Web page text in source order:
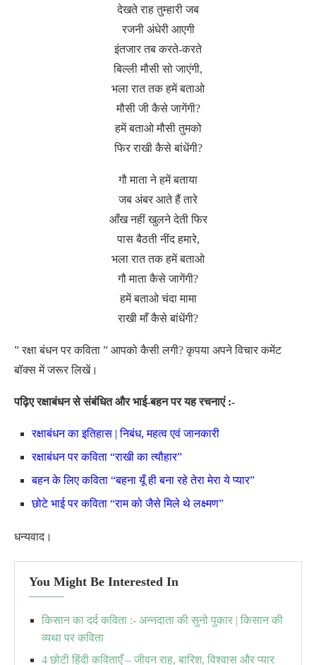
देखते राह तुम्हारी जब
रजनी अंधेरी आएगी
इंतजार तब करते-करते
बिल्ली मौसी सो जाएंगी,
भला रात तक हमें बताओ
मौसी जी कैसे जागेंगी?
हमें बताओ मौसी तुमको
फिर राखी कैसे बांधेंगी?
गौ माता ने हमें बताया
जब अंबर आते हैं तारे
आँख नहीं खुलने देती फिर
पास बैठती नींद हमारे,
भला रात तक हमें बताओ
गौ माता कैसे जागेंगी?
हमें बताओ चंदा मामा
राखी माँ कैसे बांधेंगी?
” रक्षा बंधन पर कविता ” आपको कैसी लगी? कृपया अपने विचार कमेंट
बॉक्स में जरूर लिखें।
पढ़िए रक्षाबंधन से संबंधित और भाई-बहन पर यह रचनाएं :-
रक्षाबंधन का इतिहास | निबंध, महत्व एवं जानकारी
रक्षाबंधन पर कविता “राखी का त्यौहार”
बहन के लिए कविता “बहना यूँ ही बना रहे तेरा मेरा ये प्यार”
छोटे भाई पर कविता “राम को जैसे मिले थे लक्ष्मण”
धन्यवाद।
You Might Be Interested In
किसान का दर्द कविता :- अन्नदाता की सुनो पुकार | किसान की
व्यथा पर कविता
4 छोटी हिंदी कविताएँ – जीवन राह, बारिश, विश्वास और प्यार